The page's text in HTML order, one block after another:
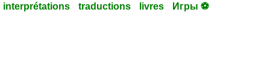
interprétations traductions livres Игры ⚽